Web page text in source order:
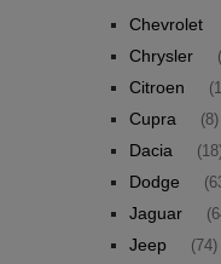
Chevrolet
Chrysler
Citroen
Cupra (8)
Dacia
Dodge
Jaguar
Jeep (74)